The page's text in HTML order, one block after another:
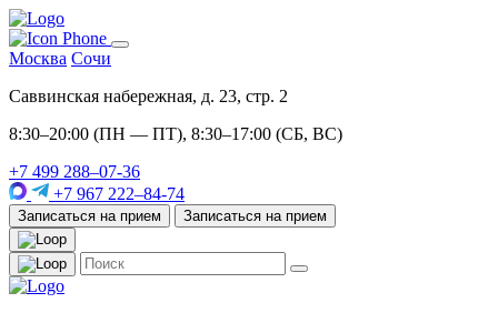
Москва Сочи
Саввинская набережная, д. 23, стр. 2
8:30–20:00 (ПН — ПТ), 8:30–17:00 (СБ, ВС)
+7 499 288–07-36
+7 967 222–84-74
Записаться на прием Записаться на прием